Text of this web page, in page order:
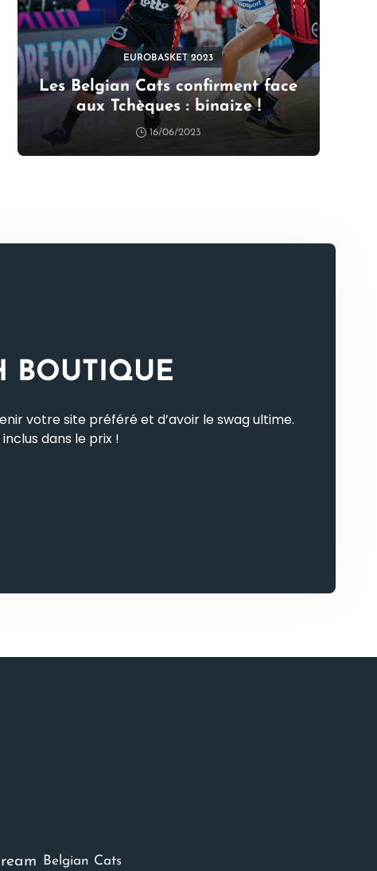
EUROBASKET 2023
Les Belgian Cats confirment face
aux Tchèques : binaize !
16/06/2023
BOUTIQUE
votre site préféré et d’avoir le swag ultime.
dans le prix !
Belgian Cats